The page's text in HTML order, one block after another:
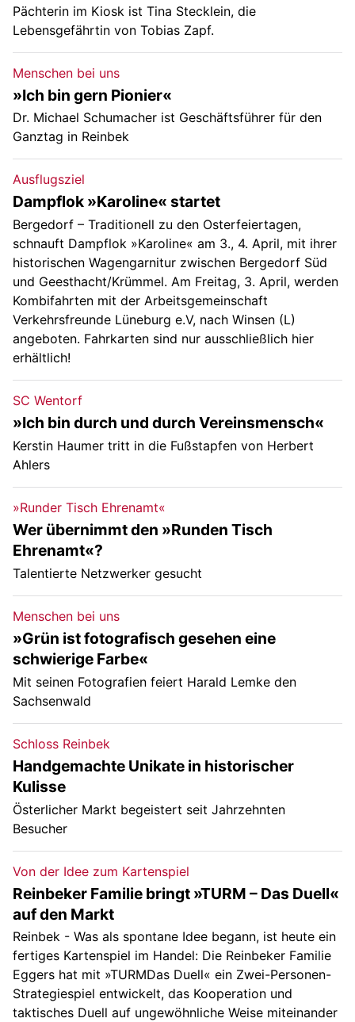
Pächterin im Kiosk ist Tina Stecklein, die
Lebensgefährtin von Tobias Zapf.
Menschen bei uns
»Ich bin gern Pionier«
Dr. Michael Schumacher ist Geschäftsführer für den
Ganztag in Reinbek
Ausflugsziel
Dampflok »Karoline« startet
Bergedorf – Traditionell zu den Osterfeiertagen,
schnauft Dampflok »Karoline« am 3., 4. April, mit ihrer
historischen Wagengarnitur zwischen Bergedorf Süd
und Geesthacht/Krümmel. Am Freitag, 3. April, werden
Kombifahrten mit der Arbeitsgemeinschaft
Verkehrsfreunde Lüneburg e.V, nach Winsen (L)
angeboten. Fahrkarten sind nur ausschließlich hier
erhältlich!
SC Wentorf
»Ich bin durch und durch Vereinsmensch«
Kerstin Haumer tritt in die Fußstapfen von Herbert
Ahlers
»Runder Tisch Ehrenamt«
Wer übernimmt den »Runden Tisch
Ehrenamt«?
Talentierte Netzwerker gesucht
Menschen bei uns
»Grün ist fotografisch gesehen eine
schwierige Farbe«
Mit seinen Fotografien feiert Harald Lemke den
Sachsenwald
Schloss Reinbek
Handgemachte Unikate in historischer
Kulisse
Österlicher Markt begeistert seit Jahrzehnten
Besucher
Von der Idee zum Kartenspiel
Reinbeker Familie bringt »TURM – Das Duell«
auf den Markt
Reinbek - Was als spontane Idee begann, ist heute ein
fertiges Kartenspiel im Handel: Die Reinbeker Familie
Eggers hat mit »TURMDas Duell« ein Zwei-Personen-
Strategiespiel entwickelt, das Kooperation und
taktisches Duell auf ungewöhnliche Weise miteinander